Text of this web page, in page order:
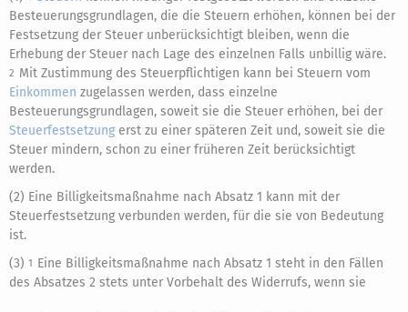
Besteuerungsgrundlagen, die die Steuern erhöhen, können bei der
Festsetzung der Steuer unberücksichtigt bleiben, wenn die
Erhebung der Steuer nach Lage des einzelnen Falls unbillig wäre.
2 Mit Zustimmung des Steuerpflichtigen kann bei Steuern vom
Einkommen zugelassen werden, dass einzelne
Besteuerungsgrundlagen, soweit sie die Steuer erhöhen, bei der
Steuerfestsetzung erst zu einer späteren Zeit und, soweit sie die
Steuer mindern, schon zu einer früheren Zeit berücksichtigt
werden.
(2) Eine Billigkeitsmaßnahme nach Absatz 1 kann mit der
Steuerfestsetzung verbunden werden, für die sie von Bedeutung
ist.
(3) 1 Eine Billigkeitsmaßnahme nach Absatz 1 steht in den Fällen
des Absatzes 2 stets unter Vorbehalt des Widerrufs, wenn sie